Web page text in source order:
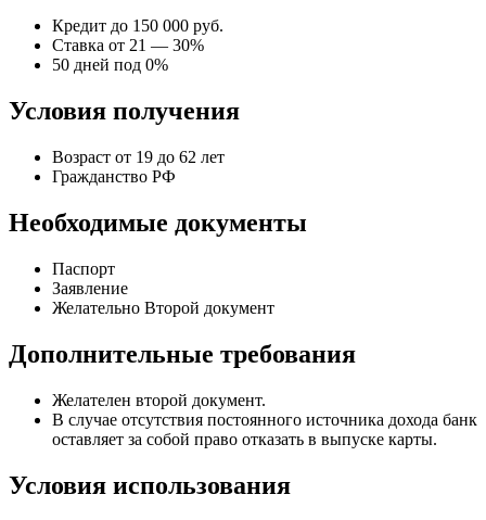
Кредит до 150 000 руб.
Ставка от 21 — 30%
50 дней под 0%
Условия получения
Возраст от 19 до 62 лет
Гражданство РФ
Необходимые документы
Паспорт
Заявление
Желательно Второй документ
Дополнительные требования
Желателен второй документ.
В случае отсутствия постоянного источника дохода банк
оставляет за собой право отказать в выпуске карты.
Условия использования